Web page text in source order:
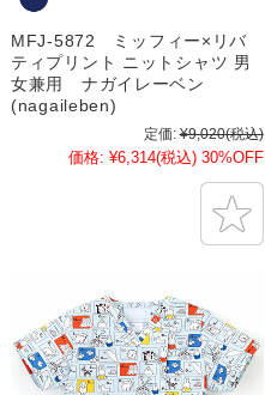
MFJ-5872 ミッフィー×リバ
ティプリント ニットシャツ 男
女兼用 ナガイレーベン
(nagaileben)
定価: ¥9,020(税込)
価格: ¥6,314(税込) 30%OFF